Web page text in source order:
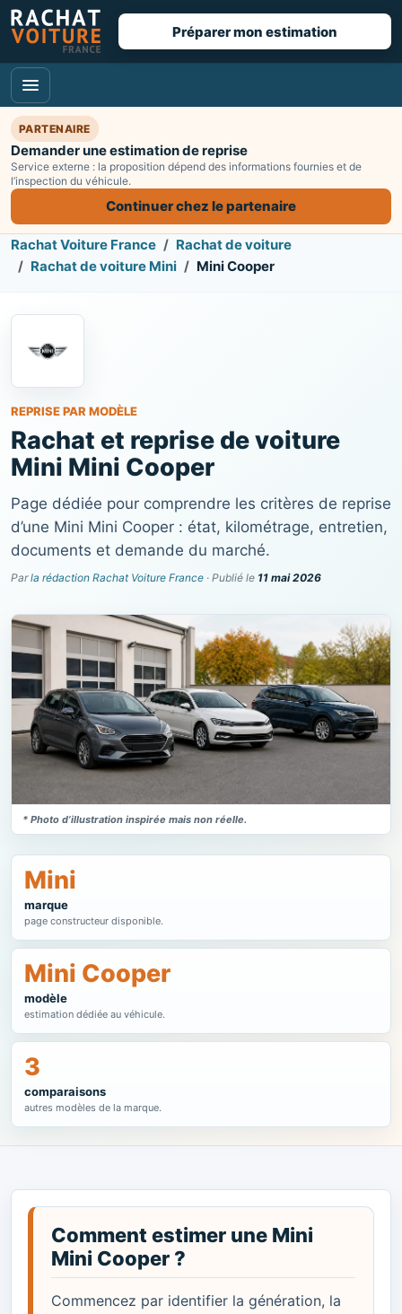
Préparer mon estimation
PARTENAIRE
Demander une estimation de reprise
Service externe : la proposition dépend des informations fournies et de
l’inspection du véhicule.
Continuer chez le partenaire
Rachat Voiture France
Rachat de voiture
Rachat de voiture Mini
Mini Cooper
REPRISE PAR MODÈLE
Rachat et reprise de voiture
Mini Mini Cooper
Page dédiée pour comprendre les critères de reprise
d’une Mini Mini Cooper : état, kilométrage, entretien,
documents et demande du marché.
Parla rédaction Rachat Voiture France · Publié le 11 mai 2026
* Photo d’illustration inspirée mais non réelle.
Mini
marque
page constructeur disponible.
Mini Cooper
modèle
estimation dédiée au véhicule.
3
comparaisons
autres modèles de la marque.
Comment estimer une Mini
Mini Cooper ?
Commencez par identifier la génération, la